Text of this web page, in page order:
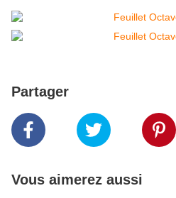
Partager
Vous aimerez aussi